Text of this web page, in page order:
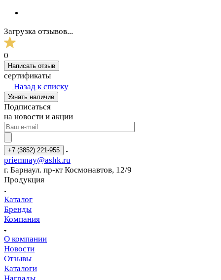
Загрузка отзывов...
0
Написать отзыв
сертификаты
Назад к списку
Узнать наличие
Подписаться
на новости и акции
+7 (3852) 221-955
priemnay@ashk.ru
г. Барнаул. пр-кт Космонавтов, 12/9
Продукция
Каталог
Бренды
Компания
О компании
Новости
Отзывы
Каталоги
Награды